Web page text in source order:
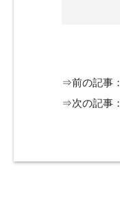
⇒前の記事：
⇒次の記事：